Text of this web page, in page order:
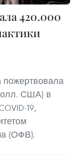
420.000
пожертвовала
США) в
19,
(ОФВ).